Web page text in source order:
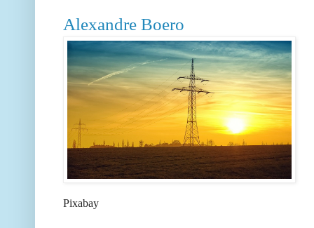
Alexandre Boero
Pixabay